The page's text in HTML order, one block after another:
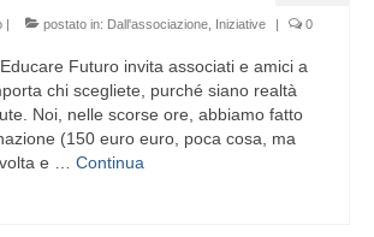
| postato in: Dall'associazione Iniziative | 0
Educare Futuro invita associati e amici a
chi scegliete, purché siano realtà
Noi, nelle scorse ore, abbiamo fatto
(150 euro euro, poca cosa, ma
e … Continua